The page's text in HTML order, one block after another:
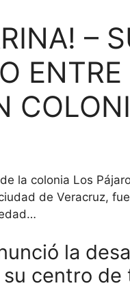
–
ENTRE
la colonia Los
de Veracruz,
la
centro de